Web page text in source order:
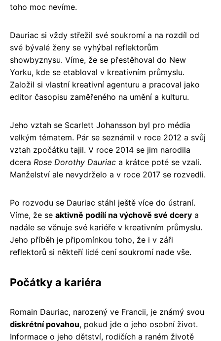
toho moc nevíme.
Dauriac si vždy střežil své soukromí a na rozdíl od
své bývalé ženy se vyhýbal reflektorům
showbyznysu. Víme, že se přestěhoval do New
Yorku, kde se etabloval v kreativním průmyslu.
Založil si vlastní kreativní agenturu a pracoval jako
editor časopisu zaměřeného na umění a kulturu.
Jeho vztah se Scarlett Johansson byl pro média
velkým tématem. Pár se seznámil v roce 2012 a svůj
vztah zpočátku tajil. V roce 2014 se jim narodila
dcera Rose Dorothy Dauriac a krátce poté se vzali.
Manželství ale nevydrželo a v roce 2017 se rozvedli.
Po rozvodu se Dauriac stáhl ještě více do ústraní.
Víme, že se aktivně podílí na výchově své dcery a
nadále se věnuje své kariéře v kreativním průmyslu.
Jeho příběh je připomínkou toho, že i v záři
reflektorů si někteří lidé cení soukromí nade vše.
Počátky a kariéra
Romain Dauriac, narozený ve Francii, je známý svou
diskrétní povahou, pokud jde o jeho osobní život.
Informace o jeho dětství, rodičích a raném životě